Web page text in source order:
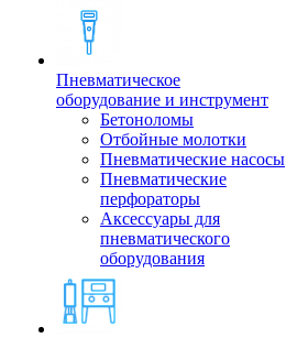
Пневматическое
оборудование и инструмент
Бетоноломы
Отбойные молотки
Пневматические насосы
Пневматические
перфораторы
Аксессуары для
пневматического
оборудования